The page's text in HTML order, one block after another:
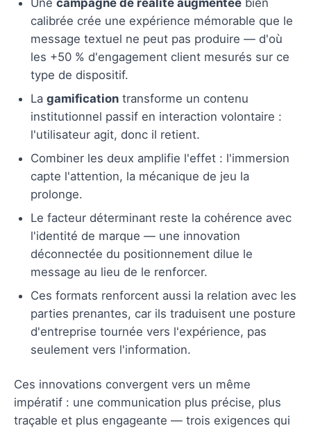
calibrée crée une expérience mémorable que le
message textuel ne peut pas produire — d'où
les +50 % d'engagement client mesurés sur ce
type de dispositif.
La gamification transforme un contenu
institutionnel passif en interaction volontaire :
l'utilisateur agit, donc il retient.
Combiner les deux amplifie l'effet : l'immersion
capte l'attention, la mécanique de jeu la
prolonge.
Le facteur déterminant reste la cohérence avec
l'identité de marque — une innovation
déconnectée du positionnement dilue le
message au lieu de le renforcer.
Ces formats renforcent aussi la relation avec les
parties prenantes, car ils traduisent une posture
d'entreprise tournée vers l'expérience, pas
seulement vers l'information.
Ces innovations convergent vers un même
impératif : une communication plus précise, plus
traçable et plus engageante — trois exigences qui